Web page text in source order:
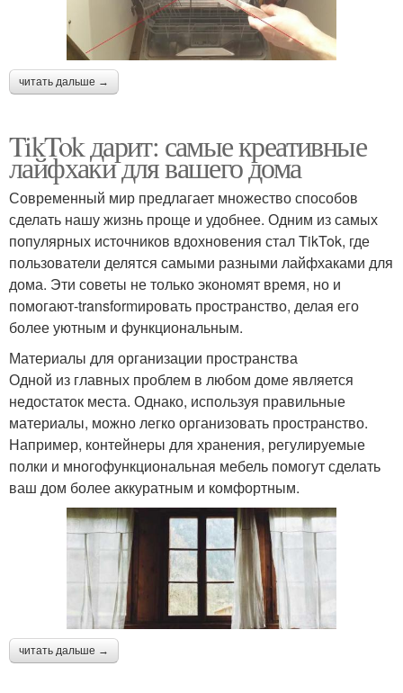
читать дальше →
TikTok дарит: самые креативные
лайфхаки для вашего дома
Современный мир предлагает множество способов
сделать нашу жизнь проще и удобнее. Одним из самых
популярных источников вдохновения стал TikTok, где
пользователи делятся самыми разными лайфхаками для
дома. Эти советы не только экономят время, но и
помогают-transformировать пространство, делая его
более уютным и функциональным.
Материалы для организации пространства
Одной из главных проблем в любом доме является
недостаток места. Однако, используя правильные
материалы, можно легко организовать пространство.
Например, контейнеры для хранения, регулируемые
полки и многофункциональная мебель помогут сделать
ваш дом более аккуратным и комфортным.
читать дальше →